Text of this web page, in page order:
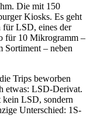
Die mit 150
­Kiosks. Es geht
für LSD, eines der
für 10 Mikrogramm –
Sortiment – neben
Trips beworben
etwas: LSD-Derivat.
kein LSD, sondern
Unterschied: 1S-